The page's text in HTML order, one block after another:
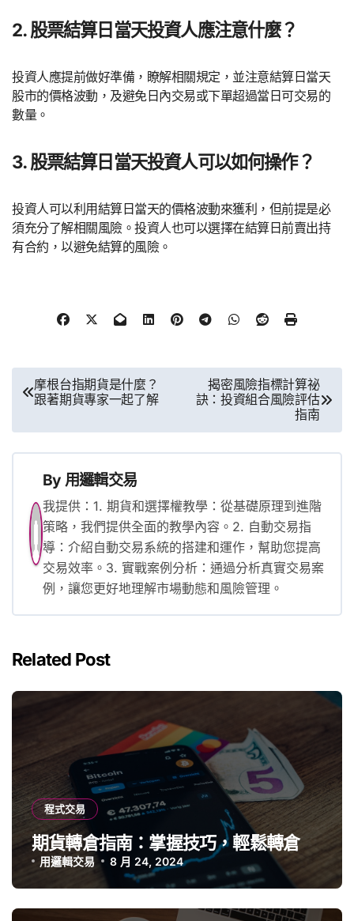
2. 股票結算日當天投資人應注意什麼？
投資人應提前做好準備，瞭解相關規定，並注意結算日當天
股市的價格波動，及避免日內交易或下單超過當日可交易的
數量。
3. 股票結算日當天投資人可以如何操作？
投資人可以利用結算日當天的價格波動來獲利，但前提是必
須充分了解相關風險。投資人也可以選擇在結算日前賣出持
有合約，以避免結算的風險。
導
摩根台指期貨是什麼？
跟著期貨專家一起了解
揭密風險指標計算祕
訣：投資組合風險評估
指南
By 用邏輯交易
我提供：1. 期貨和選擇權教學：從基礎原理到進階
策略，我們提供全面的教學內容。2. 自動交易指
導：介紹自動交易系統的搭建和運作，幫助您提高
交易效率。3. 實戰案例分析：通過分析真實交易案
例，讓您更好地理解市場動態和風險管理。
Related Post
程式交易
期貨轉倉指南：掌握技巧，輕鬆轉倉
用邏輯交易 8 月 24, 2024